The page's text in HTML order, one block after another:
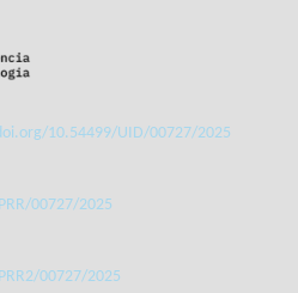
10.54499/UID/00727/2025
00727/2025
00727/2025